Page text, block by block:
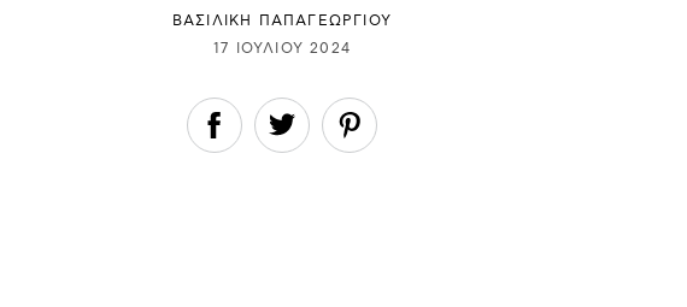
ΒΑΣΙΛΙΚΗ ΠΑΠΑΓΕΩΡΓΙΟΥ
17 ΙΟΥΛΊΟΥ 2024